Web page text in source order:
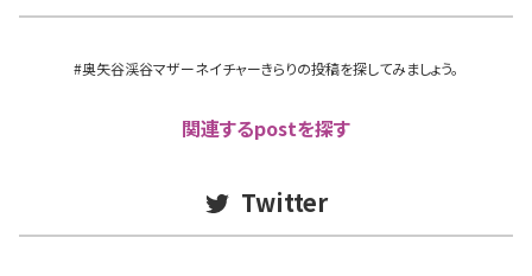
#奥矢谷渓谷マザーネイチャーきらりの投稿を探してみましょう。
関連するpostを探す
Twitter